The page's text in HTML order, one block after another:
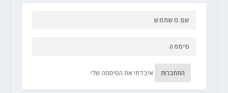
התחברות איבדתי את הסיסמה שלי